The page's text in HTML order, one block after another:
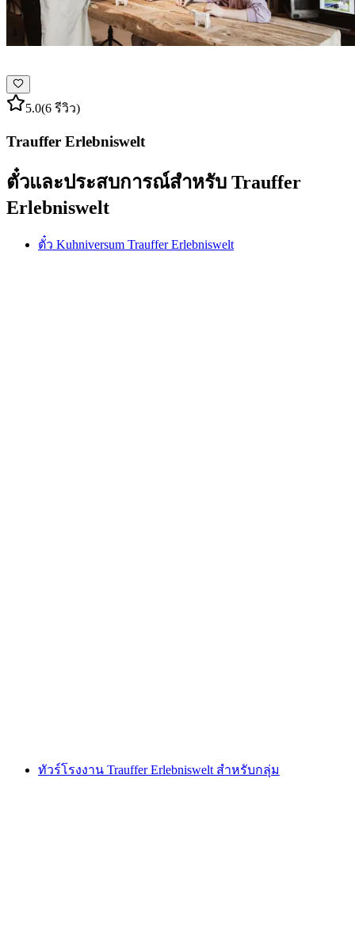
5.0(6 รีวิว)
Trauffer Erlebniswelt
ตั๋วและประสบการณ์สำหรับ Trauffer
Erlebniswelt
ตั๋ว Kuhniversum Trauffer Erlebniswelt
ทัวร์โรงงาน Trauffer Erlebniswelt สำหรับกลุ่ม